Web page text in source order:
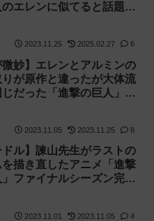
エレンに似てると話題」
2023.11.25 2025.02.27 6
微妙】エレンとアルミンの
が原作と違ったが大体流
だった「進撃の巨人」フ
2023.11.05 2023.11.25 8
ドル】諫山先生がラストの
を描き直したアニメ「進撃
ファイナルシーズン完結
2023.11.01 2023.11.05 4